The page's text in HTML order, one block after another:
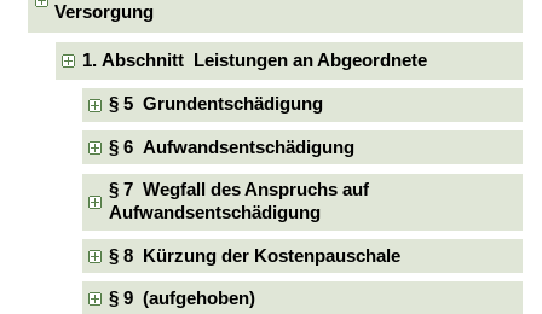
Versorgung
1. Abschnitt Leistungen an Abgeordnete
§ 5 Grundentschädigung
§ 6 Aufwandsentschädigung
§ 7 Wegfall des Anspruchs auf
Aufwandsentschädigung
§ 8 Kürzung der Kostenpauschale
§ 9 (aufgehoben)